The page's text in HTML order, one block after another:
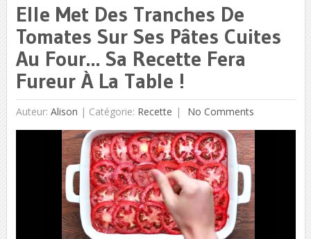
Elle Met Des Tranches De
Tomates Sur Ses Pâtes Cuites
Au Four… Sa Recette Fera
Fureur À La Table !
Auteur: Alison | Catégorie: Recette No Comments